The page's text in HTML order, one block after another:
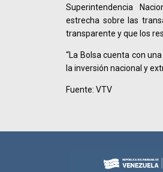
Superintendencia
estrecha sobre las
transparente y que los
“La Bolsa cuenta con
la inversión nacional y
Fuente: VTV